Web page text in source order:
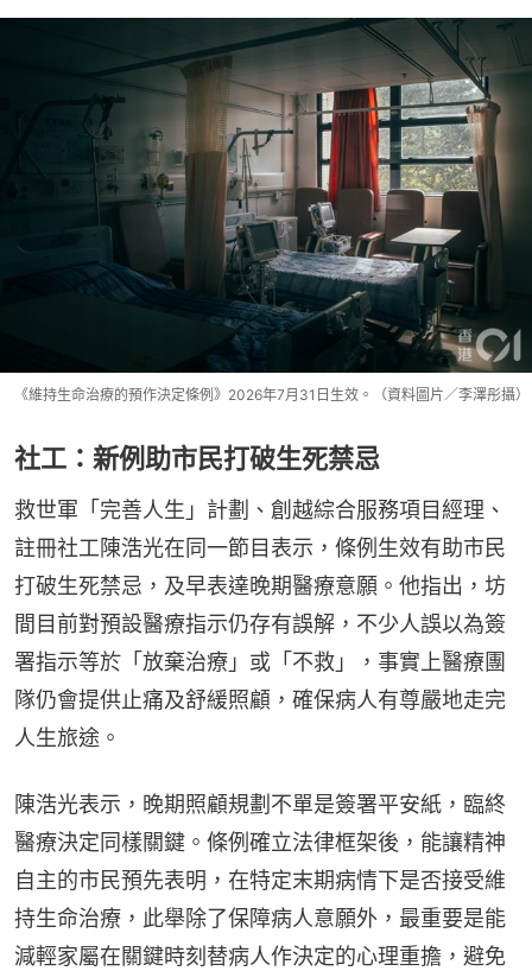
《維持生命治療的預作決定條例》2026年7月31日生效。（資料圖片／李澤彤攝）
社工：新例助市民打破生死禁忌
救世軍「完善人生」計劃、創越綜合服務項目經理、
註冊社工陳浩光在同一節目表示，條例生效有助市民
打破生死禁忌，及早表達晚期醫療意願。他指出，坊
間目前對預設醫療指示仍存有誤解，不少人誤以為簽
署指示等於「放棄治療」或「不救」，事實上醫療團
隊仍會提供止痛及舒緩照顧，確保病人有尊嚴地走完
人生旅途。
陳浩光表示，晚期照顧規劃不單是簽署平安紙，臨終
醫療決定同樣關鍵。條例確立法律框架後，能讓精神
自主的市民預先表明，在特定末期病情下是否接受維
持生命治療，此舉除了保障病人意願外，最重要是能
減輕家屬在關鍵時刻替病人作決定的心理重擔，避免